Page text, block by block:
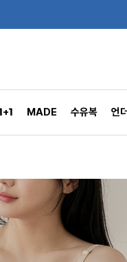
MADE 수유복 언